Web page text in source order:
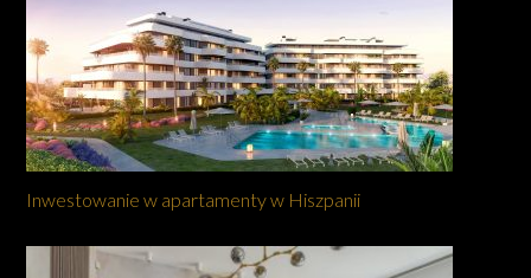
Inwestowanie w apartamenty w Hiszpanii